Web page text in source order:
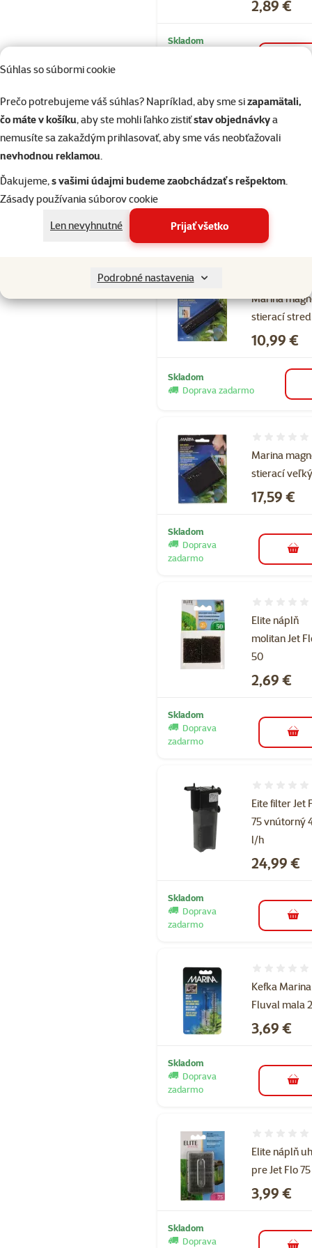
Súhlas so súbormi cookie
Prečo potrebujeme váš súhlas? Napríklad, aby sme sizapamätali,
čo máte v košíku, aby ste mohli ľahko zistiťstav objednávkya
nemusíte sa zakaždým prihlasovať, aby sme vás neobťažovali
nevhodnou reklamou.
Ďakujeme,s vašimi údajmi budeme zaobchádzať s rešpektom.
Zásady používania súborov cookie
Len nevyhnutné
Prijať všetko
Podrobné nastavenia
Cena
2,89 €
Skladom
Marina
Hodnotenie
Cena
8,49 €
Doprava zadarmo
Marina
stierací
Cena
10,99 €
Skladom
Doprava zadarmo
Marina
stierací
Cena
17,59 €
Skladom
Doprava
zadarmo
do
Elite náplň
molitan Jet
50
Cena
2,69 €
Skladom
Doprava
zadarmo
do
Eite filter Jet
75 vnútorný
l/h
Cena
24,99 €
Skladom
Doprava
zadarmo
do
Kefka
Fluval mala
Cena
3,69 €
Skladom
Doprava
zadarmo
do
Elite náplň
pre Jet Flo 75
Cena
3,99 €
Skladom
Doprava